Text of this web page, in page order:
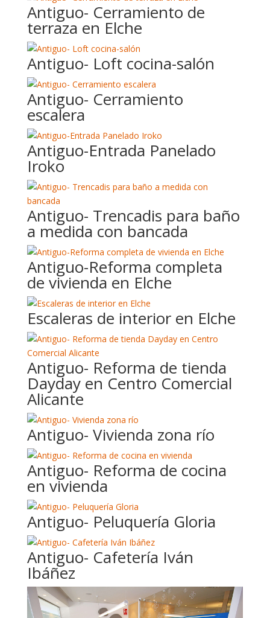
Antiguo- Cerramiento de
terraza en Elche
Antiguo- Loft cocina-salón
Antiguo- Cerramiento
escalera
Antiguo-Entrada Panelado
Iroko
Antiguo- Trencadis para baño
a medida con bancada
Antiguo-Reforma completa
de vivienda en Elche
Escaleras de interior en Elche
Antiguo- Reforma de tienda
Dayday en Centro Comercial
Alicante
Antiguo- Vivienda zona río
Antiguo- Reforma de cocina
en vivienda
Antiguo- Peluquería Gloria
Antiguo- Cafetería Iván
Ibáñez